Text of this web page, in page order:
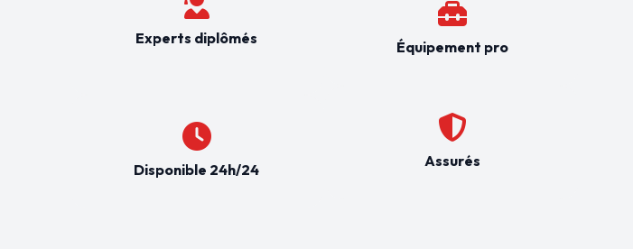
Experts diplômés
Disponible 24h/24
Équipement pro
Assurés